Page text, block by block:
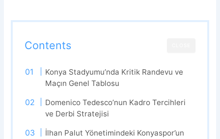
Contents
Konya Stadyumu’nda Kritik Randevu ve
Maçın Genel Tablosu
Domenico Tedesco’nun Kadro Tercihleri
ve Derbi Stratejisi
İlhan Palut Yönetimindeki Konyaspor’un